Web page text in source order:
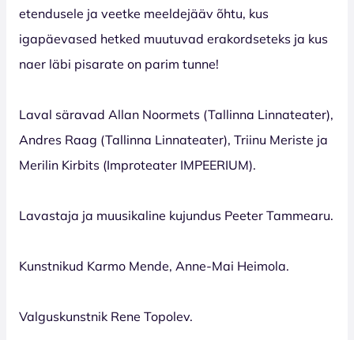
etendusele ja veetke meeldejääv õhtu, kus
igapäevased hetked muutuvad erakordseteks ja kus
naer läbi pisarate on parim tunne!
Laval säravad Allan Noormets (Tallinna Linnateater),
Andres Raag (Tallinna Linnateater), Triinu Meriste ja
Merilin Kirbits (Improteater IMPEERIUM).
Lavastaja ja muusikaline kujundus Peeter Tammearu.
Kunstnikud Karmo Mende, Anne-Mai Heimola.
Valguskunstnik Rene Topolev.